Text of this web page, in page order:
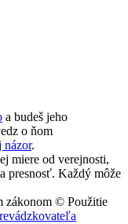
a budeš jeho
o ňom
názor.
miere od verejnosti,
presnosť. Každý môže
zákonom © Použitie